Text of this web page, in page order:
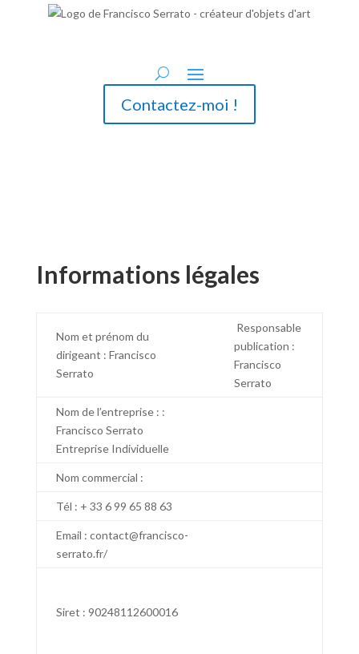
Contactez-moi !
Informations légales
Nom et prénom du
dirigeant : Francisco
Serrato
Responsable
publication :
Francisco
Serrato
Nom de l’entreprise : :
Francisco Serrato
Entreprise Individuelle
Nom commercial :
Tél : + 33 6 99 65 88 63
Email : contact@francisco-
serrato.fr/
Siret : 90248112600016